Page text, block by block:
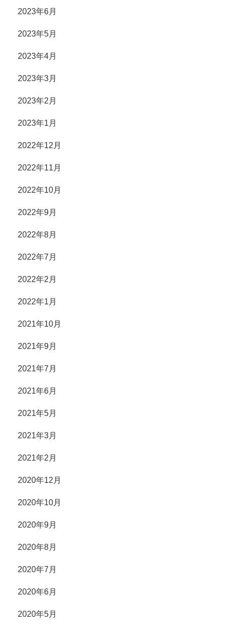
2023年6月
2023年5月
2023年4月
2023年3月
2023年2月
2023年1月
2022年12月
2022年11月
2022年10月
2022年9月
2022年8月
2022年7月
2022年2月
2022年1月
2021年10月
2021年9月
2021年7月
2021年6月
2021年5月
2021年3月
2021年2月
2020年12月
2020年10月
2020年9月
2020年8月
2020年7月
2020年6月
2020年5月